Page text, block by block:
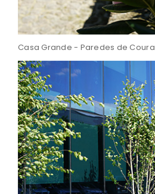
Casa Grande - Paredes de Coura